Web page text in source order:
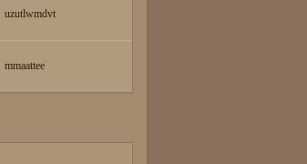
uzutlwmdvt
mmaattee